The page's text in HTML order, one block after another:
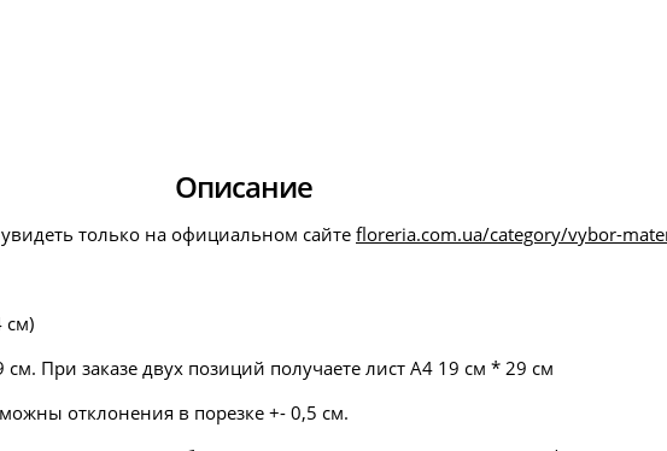
Описание
только на официальном сайте floreria.com.ua/category/vybor-
см)
При заказе двух позиций получаете лист А4 19 см * 29 см
отклонения в порезке +- 0,5 см.